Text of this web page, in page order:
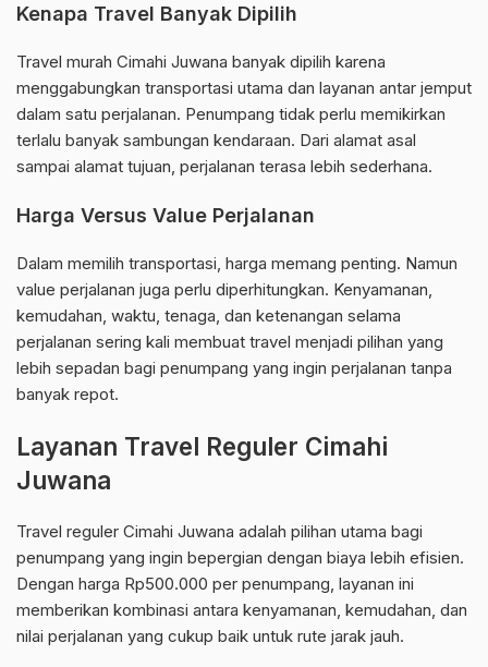
Kenapa Travel Banyak Dipilih
Travel murah Cimahi Juwana banyak dipilih karena
menggabungkan transportasi utama dan layanan antar jemput
dalam satu perjalanan. Penumpang tidak perlu memikirkan
terlalu banyak sambungan kendaraan. Dari alamat asal
sampai alamat tujuan, perjalanan terasa lebih sederhana.
Harga Versus Value Perjalanan
Dalam memilih transportasi, harga memang penting. Namun
value perjalanan juga perlu diperhitungkan. Kenyamanan,
kemudahan, waktu, tenaga, dan ketenangan selama
perjalanan sering kali membuat travel menjadi pilihan yang
lebih sepadan bagi penumpang yang ingin perjalanan tanpa
banyak repot.
Layanan Travel Reguler Cimahi
Juwana
Travel reguler Cimahi Juwana adalah pilihan utama bagi
penumpang yang ingin bepergian dengan biaya lebih efisien.
Dengan harga Rp500.000 per penumpang, layanan ini
memberikan kombinasi antara kenyamanan, kemudahan, dan
nilai perjalanan yang cukup baik untuk rute jarak jauh.